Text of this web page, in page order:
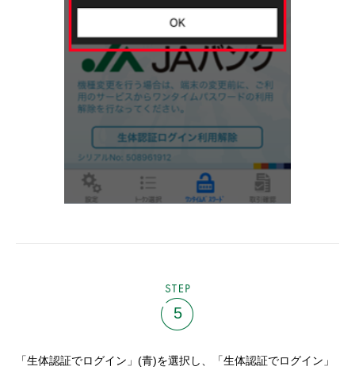
5
「生体認証でログイン」(青)を選択し、「生体認証でログイン」